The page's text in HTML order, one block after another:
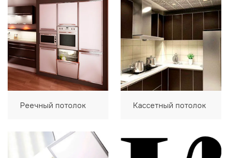
Реечный потолок Кассетный потолок